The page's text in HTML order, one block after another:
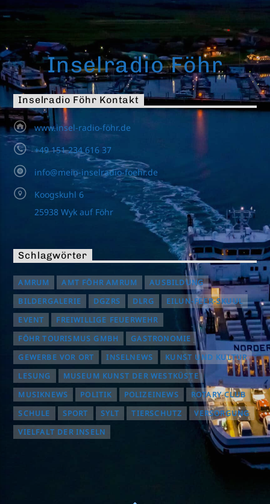
Inselradio Föhr
Inselradio Föhr Kontakt
www.insel-radio-föhr.de
+49 151 234 616 37
info@mein-inselradio-foehr.de
Koogskuhl 6
25938 Wyk auf Föhr
Schlagwörter
AMRUM AMT FÖHR AMRUM
AUSBILDUNG
BILDERGALERIE
DGZRS DLRG
EILUN-FEER-SKUUL
EVENT
FREIWILLIGE FEUERWEHR
FÖHR TOURISMUS GMBH
GASTRONOMIE
GEWERBE VOR ORT
INSELNEWS
KUNST UND KULTUR
LESUNG
MUSEUM KUNST DER WESTKÜSTE
MUSIKNEWS
POLITIK POLIZEINEWS
ROTARY CLUB
SCHULE
SPORT SYLT TIERSCHUTZ
VERSORGUNG
VIELFALT DER INSELN